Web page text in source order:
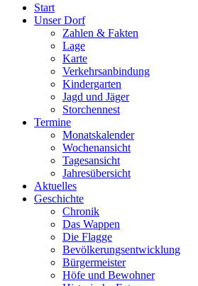
Start
Unser Dorf
Zahlen & Fakten
Lage
Karte
Verkehrsanbindung
Kindergarten
Jagd und Jäger
Storchennest
Termine
Monatskalender
Wochenansicht
Tagesansicht
Jahresübersicht
Aktuelles
Geschichte
Chronik
Das Wappen
Die Flagge
Bevölkerungsentwicklung
Bürgermeister
Höfe und Bewohner